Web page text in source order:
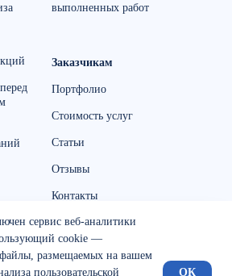
выполненных работ
Заказчикам
Портфолио
Стоимость услуг
Статьи
Отзывы
Контакты
Политика обработки данных
сервис веб-аналитики
cookie —
размещаемых на вашем
пользовательской
ОК